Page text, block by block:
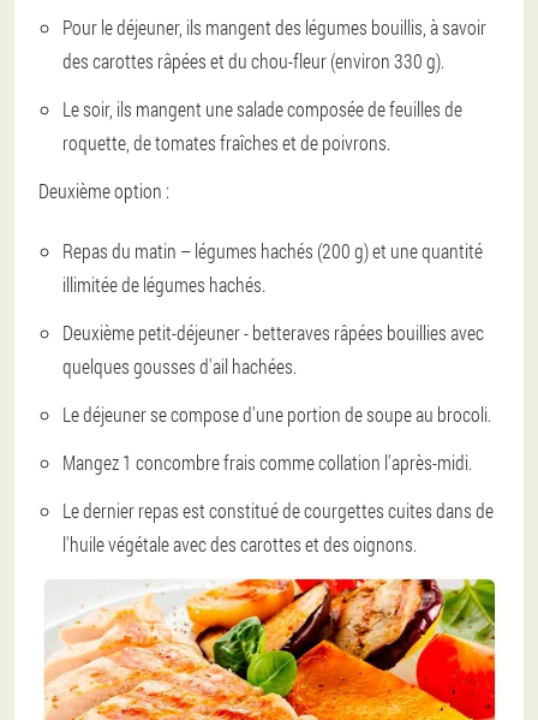
Pour le déjeuner, ils mangent des légumes bouillis, à savoir
des carottes râpées et du chou-fleur (environ 330 g).
Le soir, ils mangent une salade composée de feuilles de
roquette, de tomates fraîches et de poivrons.
Deuxième option :
Repas du matin – légumes hachés (200 g) et une quantité
illimitée de légumes hachés.
Deuxième petit-déjeuner - betteraves râpées bouillies avec
quelques gousses d'ail hachées.
Le déjeuner se compose d'une portion de soupe au brocoli.
Mangez 1 concombre frais comme collation l'après-midi.
Le dernier repas est constitué de courgettes cuites dans de
l'huile végétale avec des carottes et des oignons.